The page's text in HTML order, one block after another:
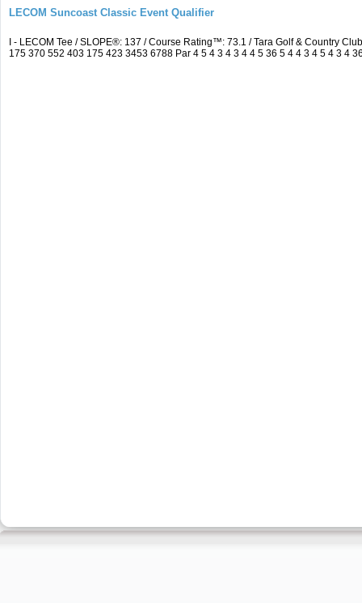
LECOM Suncoast Classic Event Qualifier
I - LECOM Tee / SLOPE®: 137 / Course Rating™: 73.1 / Tara Golf & Country
175 370 552 403 175 423 3453 6788 Par 4 5 4 3 4 3 4 4 5 36 5 4 4 3 4 5 4 3 4